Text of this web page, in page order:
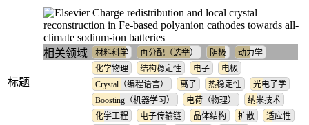
标题
Charge redistribution and local crystal
reconstruction in Fe-based polyanion cathodes towards all-
climate sodium-ion batteries
相关领域
材料科学 再分配（选举） 阴极
动力学
化学物理
结构稳定性 电子
电极
Crystal（编程语言）
离子 热稳定性
光电子学
Boosting（机器学习）
电荷（物理）
纳米技术
化学工程
电子传输链 晶体结构 扩散
适应性